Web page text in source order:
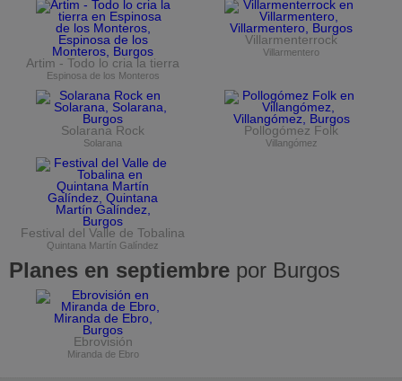
Artim - Todo lo cria la tierra
Espinosa de los Monteros
Villarmenterrock
Villarmentero
Solarana Rock
Solarana
Pollogómez Folk
Villangómez
Festival del Valle de Tobalina
Quintana Martín Galíndez
Planes en septiembre por Burgos
Ebrovisión
Miranda de Ebro